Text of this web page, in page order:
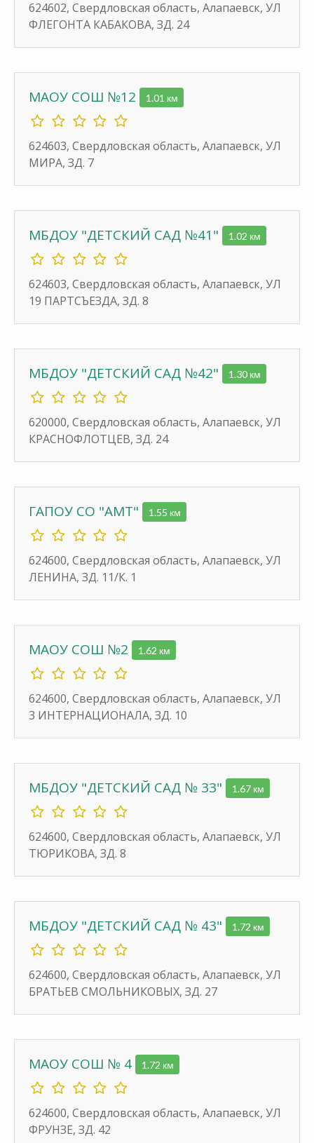
624602, Свердловская область, Алапаевск, УЛ
ФЛЕГОНТА КАБАКОВА, ЗД. 24
МАОУ СОШ №12 1.01 км
624603, Свердловская область, Алапаевск, УЛ
МИРА, ЗД. 7
МБДОУ "ДЕТСКИЙ САД №41" 1.02 км
624603, Свердловская область, Алапаевск, УЛ
19 ПАРТСЪЕЗДА, ЗД. 8
МБДОУ "ДЕТСКИЙ САД №42" 1.30 км
620000, Свердловская область, Алапаевск, УЛ
КРАСНОФЛОТЦЕВ, ЗД. 24
ГАПОУ СО "АМТ" 1.55 км
624600, Свердловская область, Алапаевск, УЛ
ЛЕНИНА, ЗД. 11/К. 1
МАОУ СОШ №2 1.62 км
624600, Свердловская область, Алапаевск, УЛ
3 ИНТЕРНАЦИОНАЛА, ЗД. 10
МБДОУ "ДЕТСКИЙ САД № 33" 1.67 км
624600, Свердловская область, Алапаевск, УЛ
ТЮРИКОВА, ЗД. 8
МБДОУ "ДЕТСКИЙ САД № 43" 1.72 км
624600, Свердловская область, Алапаевск, УЛ
БРАТЬЕВ СМОЛЬНИКОВЫХ, ЗД. 27
МАОУ СОШ № 4 1.72 км
624600, Свердловская область, Алапаевск, УЛ
ФРУНЗЕ, ЗД. 42